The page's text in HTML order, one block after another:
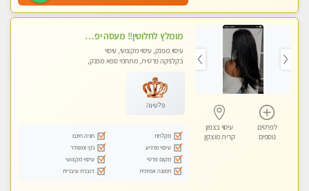
לפרטים
נוספים
עיסוי בצפון
קרית מוצקין
מומלץ לחלוטין!! מעסה יפה איכותית מקצועית ומפנקת מאוד.פרטי.מומלץ בחום.
עיסוי מפנק, עיסוי מקצועי, עיסוי
בקלניקה פרטית, מתחמי ספא מפנק,
פלטינה
מקלחת
חניה חינם
עיסוי מרגיע
נקי ומסודר
מקום פרטי
עיסוי מקצועי
תמונה אמיתית
דוברת עיברית